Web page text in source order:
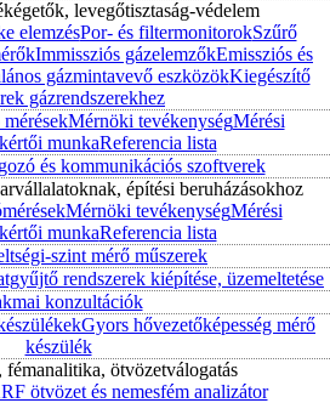
levegőtisztaság-védelem
elemzésPor- és filtermonitorokSzűrő
Immissziós gázelemzőkEmissziós és
gázmintavevő eszközökKiegészítő
gázrendszerekhez
Mérnöki tevékenységMérési
munkaReferencia lista
és kommunikációs szoftverek
építési beruházásokhoz
Mérnöki tevékenységMérési
munkaReferencia lista
szint mérő műszerek
rendszerek kiépítése, üzemeltetése
konzultációk
Gyors hővezetőképesség mérő
készülék
ötvözetválogatás
ötvözet és nemesfém analizátor